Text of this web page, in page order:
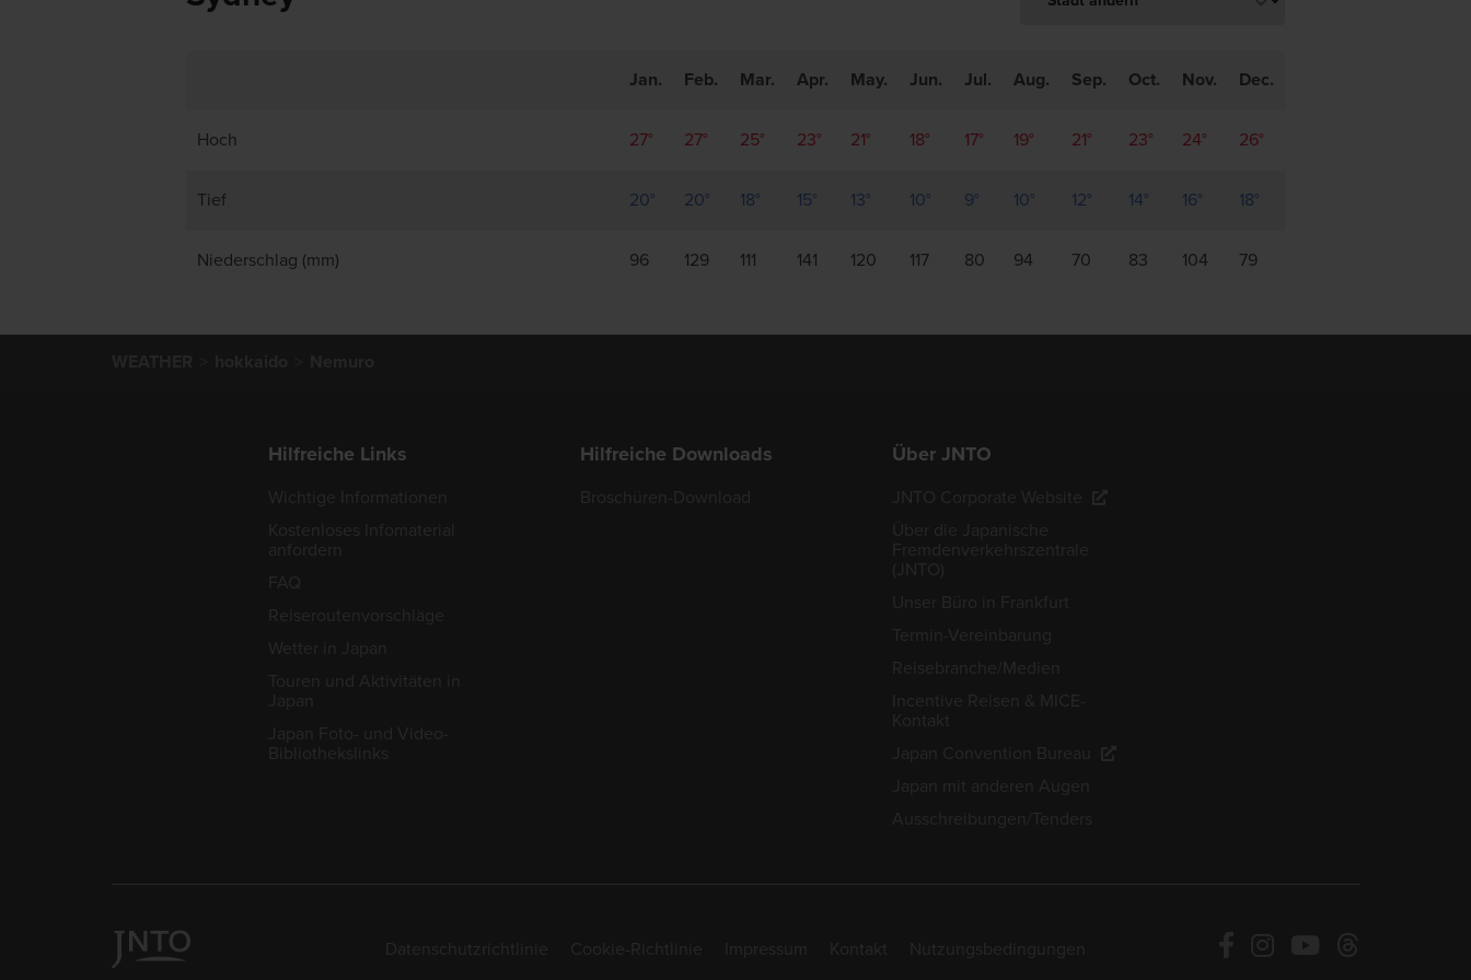
Jan. Feb. Mar. Apr. May. Jun. Jul. Aug. Sep. Oct. Nov. Dec.
Hoch 27° 27° 25° 23° 21° 18° 17° 19° 21° 23° 24° 26°
Tief 20° 20° 18° 15° 13° 10° 9° 10° 12° 14° 16° 18°
Niederschlag (mm) 96 129 111 141 120 117 80 94 70 83 104 79
Hilfreiche Links Hilfreiche Downloads Über JNTO